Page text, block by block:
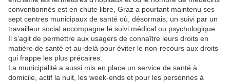
conventionnés est en chute libre, Graz a pourtant maintenu ses
sept centres municipaux de santé où, désormais, un suivi par un
travailleur social accompagne le suivi médical ou psychologique.
Il s’agit de permettre aux usagers de connaître leurs droits en
matière de santé et au-delà pour éviter le non-recours aux droits
qui frappe les plus précaires.
La municipalité a aussi mis en place un service de santé à
domicile, actif la nuit, les week-ends et pour les personnes à